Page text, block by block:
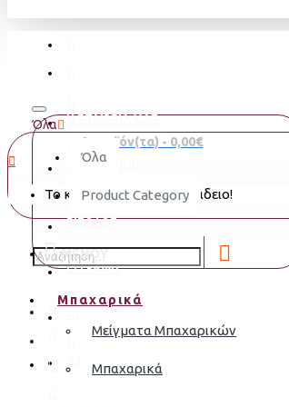
Η ΕΤΑΙΡΕΙΑ ΜΑΣ
ΕΠΙΚΟΙΝΩΝΙΑ
ΕΙΣΟΔΟΣ
ΕΓΓΡΑΦΗ
Όλα
Όλα
Product Category
0 προϊόν(τα) - 0,00€
Το καλάθι αγορών είναι άδειο!
MENOY
Μπαχαρικά
Μείγματα Μπαχαρικών
Μπαχαρικά